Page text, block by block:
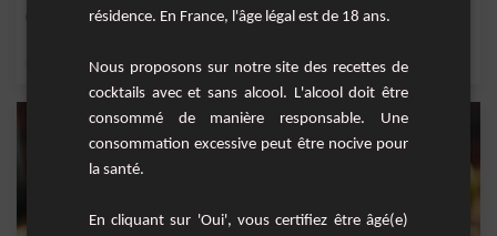
menthe fraîche,citron,jus de citron vert,sucre, kiwi
résidence. En France, l'âge légal est de 18 ans.
Nous proposons sur notre site des recettes de
cocktails avec et sans alcool. L'alcool doit être
consommé de manière responsable. Une
consommation excessive peut être nocive pour
la santé.
En cliquant sur 'Oui', vous certifiez être âgé(e)